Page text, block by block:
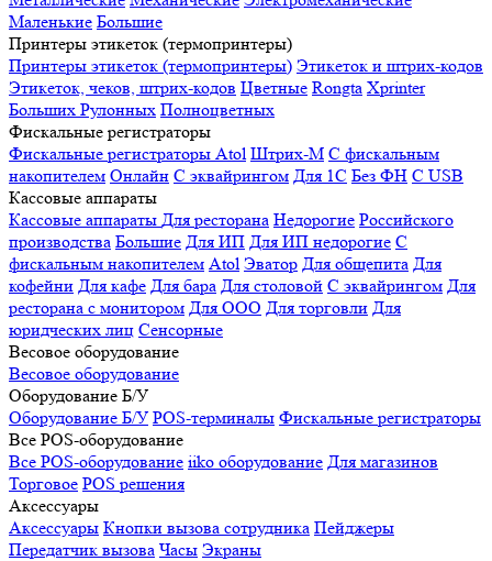
Маленькие Большие
Принтеры этикеток (термопринтеры)
Принтеры этикеток (термопринтеры) Этикеток и штрих-кодов
Этикеток, чеков, штрих-кодов Цветные Rongta Xprinter
Больших Рулонных Полноцветных
Фискальные регистраторы
Фискальные регистраторы Atol Штрих-М С фискальным
накопителем Онлайн С эквайрингом Для 1С Без ФН С USB
Кассовые аппараты
Кассовые аппараты Для ресторана Недорогие Российского
производства Большие Для ИП Для ИП недорогие С
фискальным накопителем Atol Эватор Для общепита Для
кофейни Для кафе Для бара Для столовой С эквайрингом Для
ресторана с монитором Для ООО Для торговли Для
юридческих лиц Сенсорные
Весовое оборудование
Весовое оборудование
Оборудование Б/У
Оборудование Б/У POS-терминалы Фискальные регистраторы
Все POS-оборудование
Все POS-оборудование iiko оборудование Для магазинов
Торговое POS решения
Аксессуары
Аксессуары Кнопки вызова сотрудника Пейджеры
Передатчик вызова Часы Экраны